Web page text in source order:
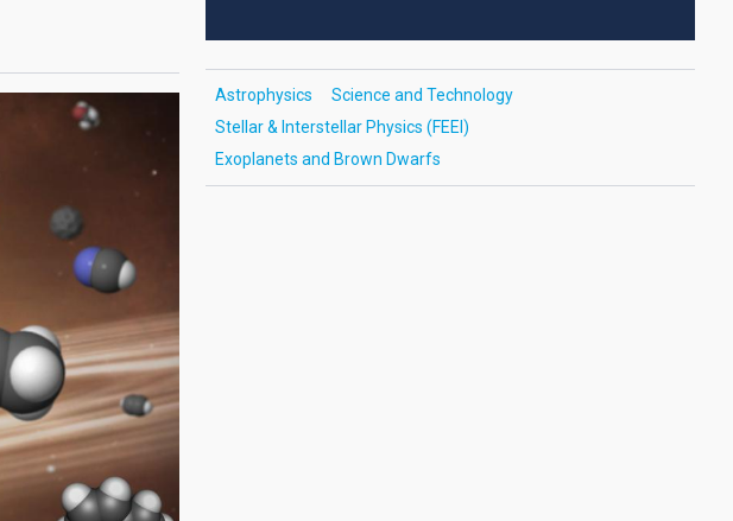
Astrophysics
Science and Technology
Stellar & Interstellar Physics (FEEI)
Exoplanets and Brown Dwarfs